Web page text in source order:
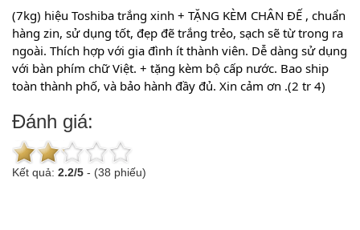
(7kg) hiệu Toshiba trắng xinh + TẶNG KÈM CHÂN ĐẾ , chuẩn
hàng zin, sử dụng tốt, đẹp đẽ trắng trẻo, sạch sẽ từ trong ra
ngoài. Thích hợp với gia đình ít thành viên. Dễ dàng sử dụng
với bàn phím chữ Việt. + tặng kèm bộ cấp nước. Bao ship
toàn thành phố, và bảo hành đầy đủ. Xin cảm ơn .(2 tr 4)
Đánh giá:
Kết quả: 2.2/5 - (38 phiếu)